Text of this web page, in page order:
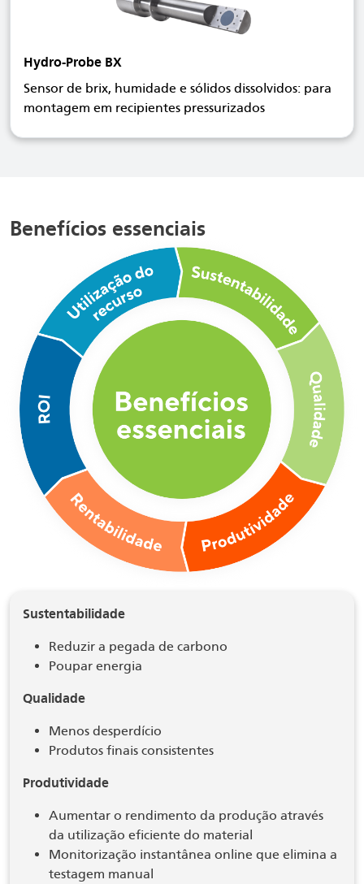
Hydro-Probe BX
Sensor de brix, humidade e sólidos dissolvidos: para
montagem em recipientes pressurizados
Benefícios essenciais
Sustentabilidade
Reduzir a pegada de carbono
Poupar energia
Qualidade
Menos desperdício
Produtos finais consistentes
Produtividade
Aumentar o rendimento da produção através
da utilização eficiente do material
Monitorização instantânea online que elimina a
testagem manual